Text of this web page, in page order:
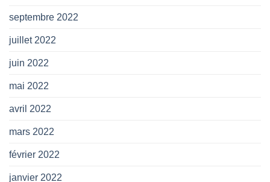
septembre 2022
juillet 2022
juin 2022
mai 2022
avril 2022
mars 2022
février 2022
janvier 2022